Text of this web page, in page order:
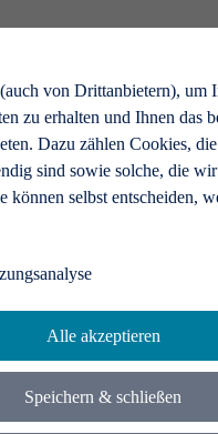
von Drittanbietern), um
zu erhalten und Ihnen das
Dazu zählen Cookies,
sind sowie solche, die
können selbst entscheiden,
Alle akzeptieren
Speichern & schließen
Bühne